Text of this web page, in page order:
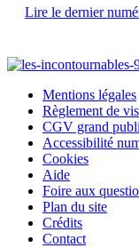
Lire le dernier
Mentions légales
Règlement de
CGV grand
Accessibilité
Cookies
Aide
Foire aux
Plan du site
Crédits
Contact